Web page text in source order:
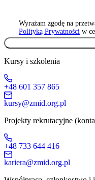
Wyrażam zgodę na
Polityką Prywatności w
Kursy i szkolenia
+48 601 357 865
kursy@zmid.org.pl
Projekty rekrutacyjne
+48 733 644 416
kariera@zmid.org.pl